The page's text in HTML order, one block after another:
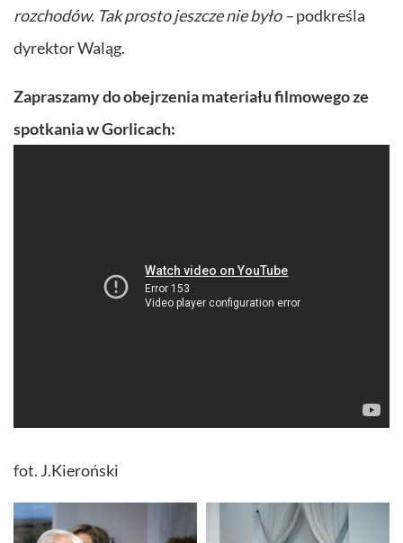
rozchodów. Tak prosto jeszcze nie było –podkreśla
dyrektor Waląg.
Zapraszamy do obejrzenia materiału filmowego ze
spotkania w Gorlicach:
fot. J.Kieroński